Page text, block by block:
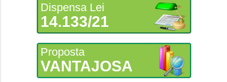
Dispensa Lei
14.133/21
Proposta
VANTAJOSA